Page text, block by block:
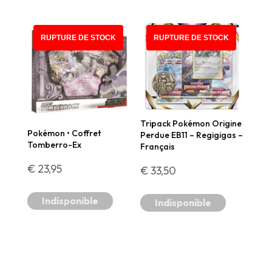
était :
€ 48,50.
est :
€ 46,50.
RUPTURE DE STOCK
Pokémon • Coffret
Tomberro-Ex
€ 23,95
Indisponible
RUPTURE DE STOCK
Tripack Pokémon Origine
Perdue EB11 – Regigigas –
Français
€ 33,50
Indisponible